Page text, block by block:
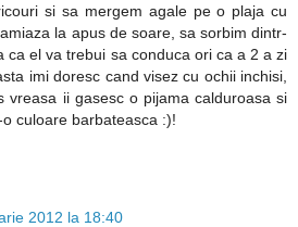
si sa mergem agale pe o plaja cu
la apus de soare, sa sorbim dintr-
ca el va trebui sa conduca ori ca a 2 a zi
imi doresc cand visez cu ochii inchisi,
vreasa ii gasesc o pijama calduroasa si
culoare barbateasca :)!
2012 la 18:40